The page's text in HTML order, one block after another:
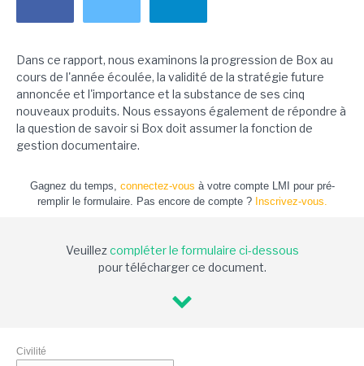
Dans ce rapport, nous examinons la progression de Box au
cours de l'année écoulée, la validité de la stratégie future
annoncée et l'importance et la substance de ses cinq
nouveaux produits. Nous essayons également de répondre à
la question de savoir si Box doit assumer la fonction de
gestion documentaire.
Gagnez du temps, connectez-vous à votre compte LMI pour pré-
remplir le formulaire. Pas encore de compte ? Inscrivez-vous.
Veuillezcompléter le formulaire ci-dessous
pour télécharger ce document.
Civilité